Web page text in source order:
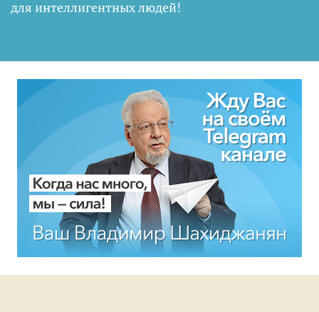
для интеллигентных людей!